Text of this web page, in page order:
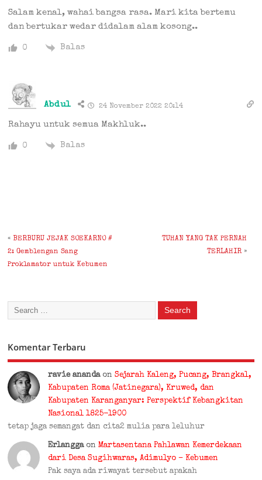
Salam kenal, wahai bangsa rasa. Mari kita bertemu
dan bertukar wedar didalam alam kosong..
0 Balas
Abdul 24 November 2022 20:14
Rahayu untuk semua Makhluk..
0 Balas
« BERBURU JEJAK SOEKARNO #
2: Gemblengan Sang
Proklamator untuk Kebumen
TUHAN YANG TAK PERNAH
TERLAHIR»
Komentar Terbaru
ravie ananda on Sejarah Kaleng, Pucang, Brangkal,
Kabupaten Roma (Jatinegara), Kruwed, dan
Kabupaten Karanganyar: Perspektif Kebangkitan
Nasional 1825-1900
tetap jaga semangat dan cita2 mulia para leluhur
Erlangga on Martasentana Pahlawan Kemerdekaan
dari Desa Sugihwaras, Adimulyo – Kebumen
Pak saya ada riwayat tersebut apakah